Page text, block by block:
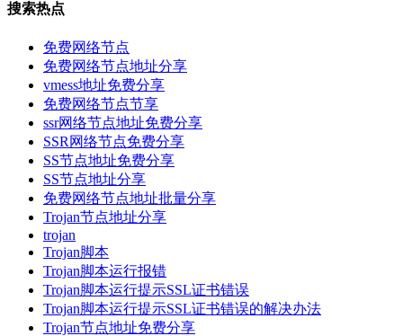
搜索热点
免费网络节点
免费网络节点地址分享
vmess地址免费分享
免费网络节点节享
ssr网络节点地址免费分享
SSR网络节点免费分享
SS节点地址免费分享
SS节点地址分享
免费网络节点地址批量分享
Trojan节点地址分享
trojan
Trojan脚本
Trojan脚本运行报错
Trojan脚本运行提示SSL证书错误
Trojan脚本运行提示SSL证书错误的解决办法
Trojan节点地址免费分享